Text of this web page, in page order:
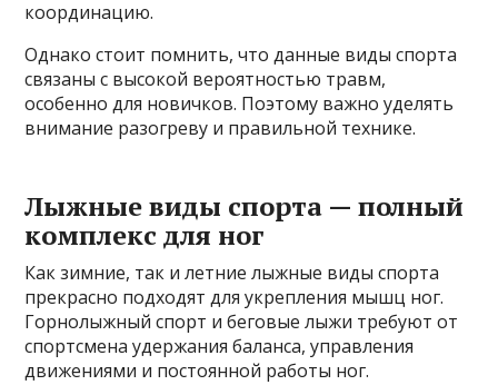
координацию.
Однако стоит помнить, что данные виды спорта
связаны с высокой вероятностью травм,
особенно для новичков. Поэтому важно уделять
внимание разогреву и правильной технике.
Лыжные виды спорта — полный
комплекс для ног
Как зимние, так и летние лыжные виды спорта
прекрасно подходят для укрепления мышц ног.
Горнолыжный спорт и беговые лыжи требуют от
спортсмена удержания баланса, управления
движениями и постоянной работы ног.